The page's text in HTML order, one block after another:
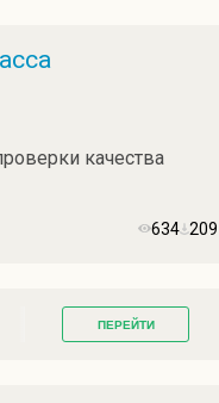
качества
634 209
ПЕРЕЙТИ